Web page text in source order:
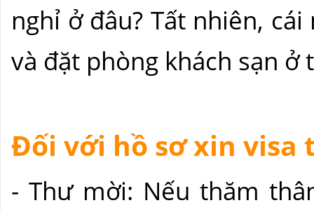
nghỉ ở đâu? Tất nhiên,
và đặt phòng khách sạn ở
Đối với hồ sơ xin visa
- Thư mời: Nếu thăm